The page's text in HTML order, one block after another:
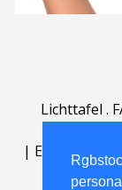
Lichttafel .
| English |